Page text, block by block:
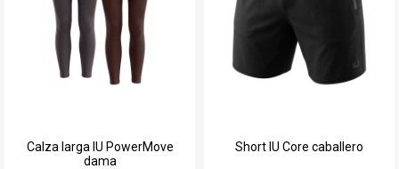
Calza larga IU PowerMove
dama
Short IU Core caballero